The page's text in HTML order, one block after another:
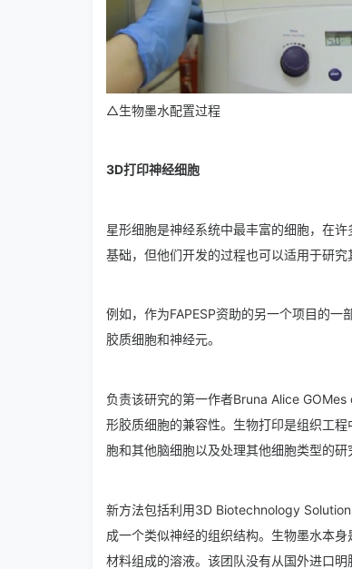
△生物墨水配置过程
3D打印神经细胞
星形细胞是神经系统中最丰富的细胞，在
基础，但他们开发的过程也可以适用于研究
例如，作为FAPESP资助的另一个项目的
胶质细胞和神经元。
负责该研究的第一作者Bruna Alice GOMes
形胶质细胞的兼容性。生物打印是组织工
胞和其他脑细胞以及处理其他细胞类型的
新方法包括利用3D Biotechnology
成一个类似神经的组织结构。生物墨水本
材料组成的溶液。该团队没有从国外进口